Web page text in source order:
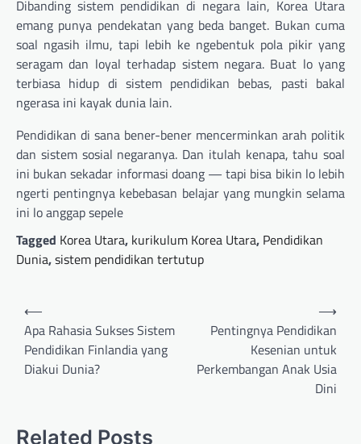
Dibanding sistem pendidikan di negara lain, Korea Utara
emang punya pendekatan yang beda banget. Bukan cuma
soal ngasih ilmu, tapi lebih ke ngebentuk pola pikir yang
seragam dan loyal terhadap sistem negara. Buat lo yang
terbiasa hidup di sistem pendidikan bebas, pasti bakal
ngerasa ini kayak dunia lain.
Pendidikan di sana bener-bener mencerminkan arah politik
dan sistem sosial negaranya. Dan itulah kenapa, tahu soal
ini bukan sekadar informasi doang — tapi bisa bikin lo lebih
ngerti pentingnya kebebasan belajar yang mungkin selama
ini lo anggap sepele
Tagged Korea Utara, kurikulum Korea Utara, Pendidikan
Dunia,sistem pendidikan tertutup
Post
navigation
⟵
Apa Rahasia Sukses Sistem
Pendidikan Finlandia yang
Diakui Dunia?
Pentingnya Pendidikan
Kesenian untuk
Perkembangan Anak Usia
Dini
⟶
Related Posts